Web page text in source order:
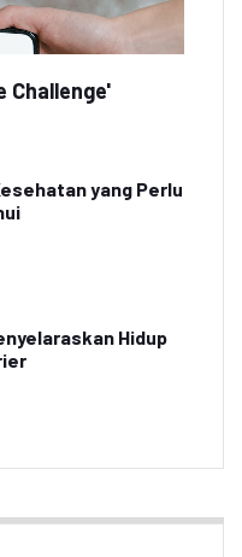
Challenge'
yang Perlu
Hidup